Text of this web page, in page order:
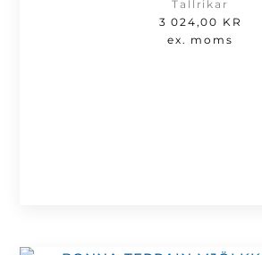
Tallrikar
3 024,00 KR
ex. moms